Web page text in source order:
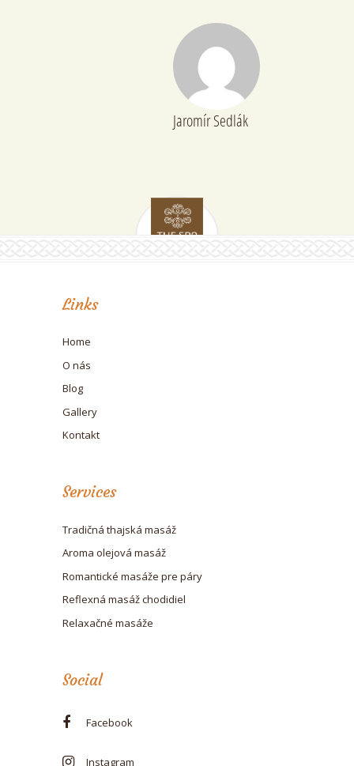
Jaromír Sedlák
Links
Home
O nás
Blog
Gallery
Kontakt
Services
Tradičná thajská masáž
Aroma olejová masáž
Romantické masáže pre páry
Reflexná masáž chodidiel
Relaxačné masáže
Social
Facebook
Instagram